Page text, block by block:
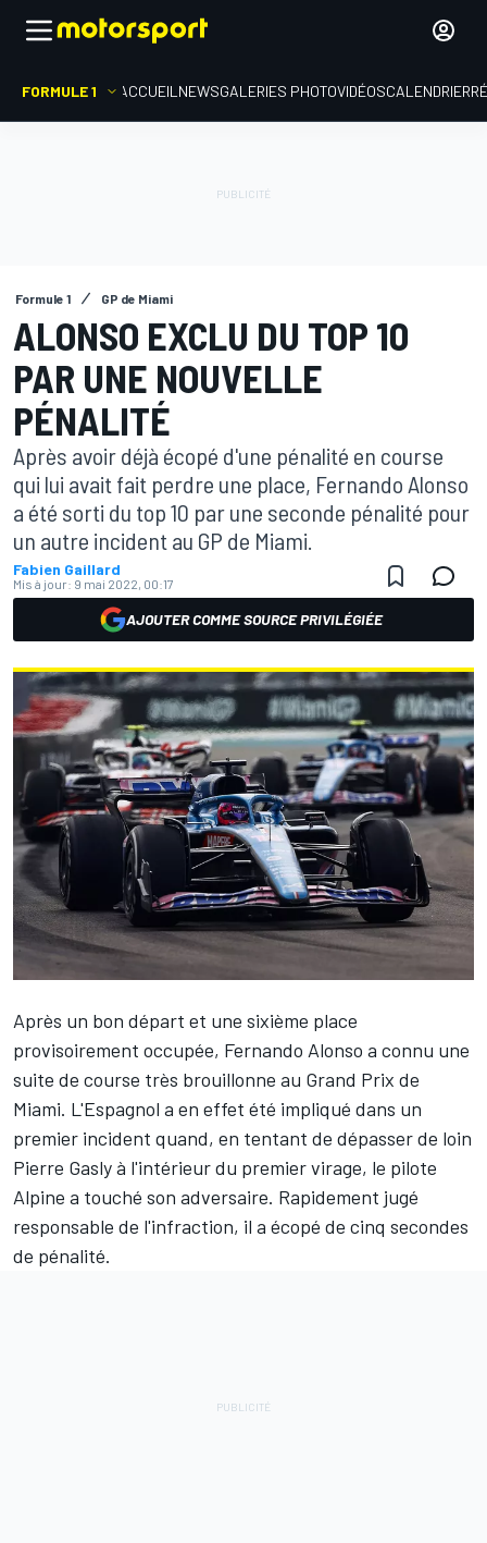
FORMULE 1 ACCUEIL NEWSGALERIES PHOTOVIDÉOSCALENDRIER
Formule 1 GP de Miami
ALONSO EXCLU DU TOP 10
PAR UNE NOUVELLE
PÉNALITÉ
Après avoir déjà écopé d'une pénalité en course
qui lui avait fait perdre une place, Fernando Alonso
a été sorti du top 10 par une seconde pénalité pour
un autre incident au GP de Miami.
Fabien Gaillard
Mis à jour: 9 mai 2022, 00:17
AJOUTER COMME SOURCE PRIVILÉGIÉE
Après un bon départ et une sixième place
provisoirement occupée, Fernando Alonso a connu une
suite de course très brouillonne au Grand Prix de
Miami. L'Espagnol a en effet été impliqué dans un
premier incident quand, en tentant de dépasser de loin
Pierre Gaslyà l'intérieur du premier virage, le pilote
Alpine a touché son adversaire. Rapidement jugé
responsable de l'infraction, il a écopé de cinq secondes
de pénalité.